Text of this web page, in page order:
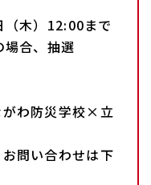
（木）12:00まで
合、抽選
わ防災学校×立
問い合わせは下